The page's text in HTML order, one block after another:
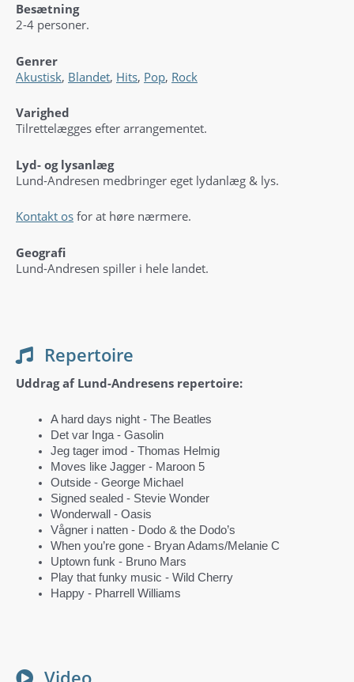
Besætning
2-4 personer.
Genrer
Akustisk, Blandet, Hits, Pop, Rock
Varighed
Tilrettelægges efter arrangementet.
Lyd- og lysanlæg
Lund-Andresen medbringer eget lydanlæg & lys.
Kontakt os for at høre nærmere.
Geografi
Lund-Andresen spiller i hele landet.
Repertoire
Uddrag af Lund-Andresens repertoire:
A hard days night ‑ The Beatles
Det var Inga ‑ Gasolin
Jeg tager imod ‑ Thomas Helmig
Moves like Jagger ‑ Maroon 5
Outside ‑ George Michael
Signed sealed ‑ Stevie Wonder
Wonderwall ‑ Oasis
Vågner i natten ‑ Dodo & the Dodo’s
When you’re gone ‑ Bryan Adams/Melanie C
Uptown funk ‑ Bruno Mars
Play that funky music ‑ Wild Cherry
Happy ‑ Pharrell Williams
Video